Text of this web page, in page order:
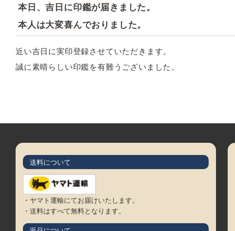
本日、吉日に印鑑が届きました。
本人は大変喜んでおりました。
近い吉日に実印登録させていただきます。
誠に素晴らしい印鑑を有難うございました。
送料について
・ヤマト運輸にてお届けいたします。
・送料はすべて無料となります。